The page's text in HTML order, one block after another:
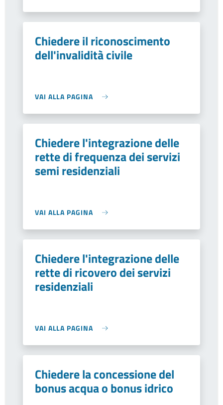
Chiedere il riconoscimento
dell'invalidità civile
VAI ALLA PAGINA
Chiedere l'integrazione delle
rette di frequenza dei servizi
semi residenziali
VAI ALLA PAGINA
Chiedere l'integrazione delle
rette di ricovero dei servizi
residenziali
VAI ALLA PAGINA
Chiedere la concessione del
bonus acqua o bonus idrico